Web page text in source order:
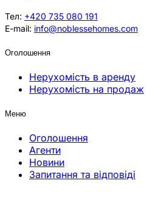
Тел: +420 735 080 191
E-mail: info@noblessehomes.com
Оголошення
Нерухомість в аренду
Нерухомість на продаж
Меню
Оголошення
Агенти
Новини
Запитання та відповіді